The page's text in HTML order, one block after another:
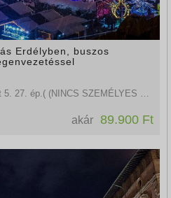
Erdélyben, buszos
(NINCS SZEMÉLYES ÜGYFÉLFOGADÁS)
akár 89.900 Ft